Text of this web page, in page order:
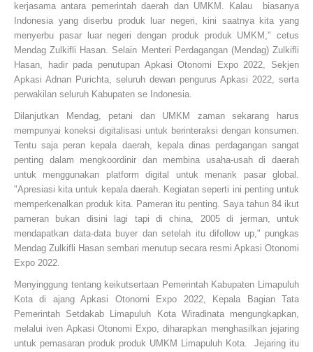
kerjasama antara pemerintah daerah dan UMKM. Kalau biasanya
Indonesia yang diserbu produk luar negeri, kini saatnya kita yang
menyerbu pasar luar negeri dengan produk produk UMKM," cetus
Mendag Zulkifli Hasan. Selain Menteri Perdagangan (Mendag) Zulkifli
Hasan, hadir pada penutupan Apkasi Otonomi Expo 2022, Sekjen
Apkasi Adnan Purichta, seluruh dewan pengurus Apkasi 2022, serta
perwakilan seluruh Kabupaten se Indonesia.
Dilanjutkan Mendag, petani dan UMKM zaman sekarang harus
mempunyai koneksi digitalisasi untuk berinteraksi dengan konsumen.
Tentu saja peran kepala daerah, kepala dinas perdagangan sangat
penting dalam mengkoordinir dan membina usaha-usah di daerah
untuk menggunakan platform digital untuk menarik pasar global.
"Apresiasi kita untuk kepala daerah. Kegiatan seperti ini penting untuk
memperkenalkan produk kita. Pameran itu penting. Saya tahun 84 ikut
pameran bukan disini lagi tapi di china, 2005 di jerman, untuk
mendapatkan data-data buyer dan setelah itu difollow up," pungkas
Mendag Zulkifli Hasan sembari menutup secara resmi Apkasi Otonomi
Expo 2022.
Menyinggung tentang keikutsertaan Pemerintah Kabupaten Limapuluh
Kota di ajang Apkasi Otonomi Expo 2022, Kepala Bagian Tata
Pemerintah Setdakab Limapuluh Kota Wiradinata mengungkapkan,
melalui iven Apkasi Otonomi Expo, diharapkan menghasilkan jejaring
untuk pemasaran produk produk UMKM Limapuluh Kota. Jejaring itu